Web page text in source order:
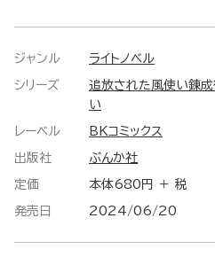
ジャンル ライトノベル
シリーズ
追放された風使い錬
い
レーベル BKコミックス
出版社 ぶんか社
定価 本体680円 ＋ 税
発売日 2024/06/20